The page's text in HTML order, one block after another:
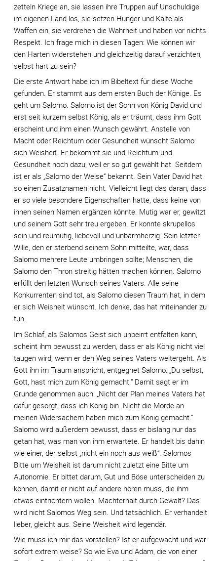
zetteln Kriege an, sie lassen ihre Truppen auf Unschuldige
im eigenen Land los, sie setzen Hunger und Kälte als
Waffen ein, sie verdrehen die Wahrheit und haben vor nichts
Respekt. Ich frage mich in diesen Tagen: Wie können wir
den Harten widerstehen und gleichzeitig darauf verzichten,
selbst hart zu sein?
Die erste Antwort habe ich im Bibeltext für diese Woche
gefunden. Er stammt aus dem ersten Buch der Könige. Es
geht um Salomo. Salomo ist der Sohn von König David und
erst seit kurzem selbst König, als er träumt, dass ihm Gott
erscheint und ihm einen Wunsch gewährt. Anstelle von
Macht oder Reichtum oder Gesundheit wünscht Salomo
sich Weisheit. Er bekommt sie und Reichtum und
Gesundheit noch dazu, weil er so gut gewählt hat. Seitdem
ist er als „Salomo der Weise“ bekannt. Sein Vater David hat
so einen Zusatznamen nicht. Vielleicht liegt das daran, dass
er so viele besondere Eigenschaften hatte, dass keine von
ihnen seinen Namen ergänzen könnte. Mutig war er, gewitzt
und seinem Gott sehr treu ergeben. Er konnte skrupellos
sein und reumütig, liebevoll und unbarmherzig. Sein letzter
Wille, den er sterbend seinem Sohn mitteilte, war, dass
Salomo mehrere Leute umbringen sollte; Menschen, die
Salomo den Thron streitig hätten machen können. Salomo
erfüllt den letzten Wunsch seines Vaters. Alle seine
Konkurrenten sind tot, als Salomo diesen Traum hat, in dem
er sich Weisheit wünscht. Ich denke, das hat miteinander zu
tun.
Im Schlaf, als Salomos Geist sich unbeirrt entfalten kann,
scheint ihm bewusst zu werden, dass er als König nicht viel
taugen wird, wenn er den Weg seines Vaters weitergeht. Als
Gott ihn im Traum anspricht, entgegnet Salomo: „Du selbst,
Gott, hast mich zum König gemacht.“ Damit sagt er im
Grunde genommen auch: „Nicht der Plan meines Vaters hat
dafür gesorgt, dass ich König bin. Nicht die Morde an
meinen Widersachern haben mich zum König gemacht.“
Salomo wird außerdem bewusst, dass er bislang nur das
getan hat, was man von ihm erwartete. Er handelt bis dahin
wie einer, der selbst „nicht ein noch aus weiß“. Salomos
Bitte um Weisheit ist darum nicht zuletzt eine Bitte um
Autonomie. Er bittet darum, Gut und Böse unterscheiden zu
können, damit er nicht auf andere hören muss, die ihm
etwas eintrichtern wollen. Machterhalt durch Gewalt? Das
wird nicht Salomos Weg sein. Und tatsächlich. Er verhandelt
lieber, gleicht aus. Seine Weisheit wird legendär.
Wie muss ich mir das vorstellen? Ist er aufgewacht und war
sofort extrem weise? So wie Eva und Adam, die von einer